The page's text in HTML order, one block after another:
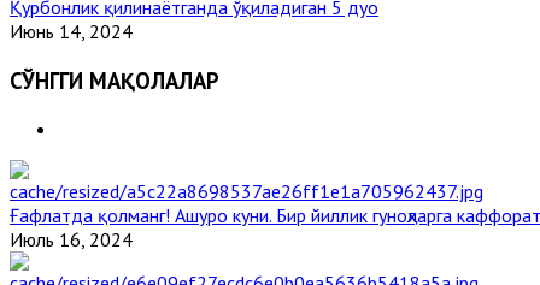
Қурбонлик қилинаётганда ўқиладиган 5 дуо
Июнь 14, 2024
СЎНГГИ МАҚОЛАЛАР
Ғафлатда қолманг! Ашуро куни. Бир йиллик гуноҳларга
Июль 16, 2024